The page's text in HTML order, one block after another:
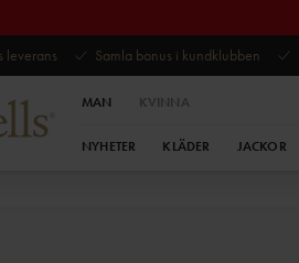
leverans
Samla bonus i kundklubben
MAN KVINNA
NYHETER KLÄDER JACKOR